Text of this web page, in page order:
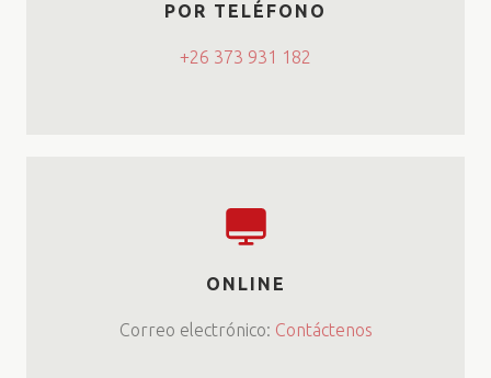
POR TELÉFONO
+26 373 931 182
ONLINE
Correo electrónico: Contáctenos